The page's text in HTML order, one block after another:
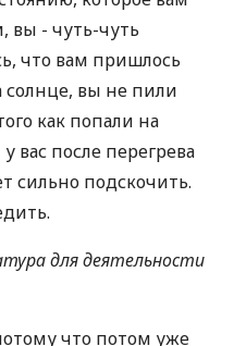
вы - чуть-чуть
что вам пришлось
вы не пили
как попали на
вас после перегрева
сильно подскочить.
для деятельности
что потом уже